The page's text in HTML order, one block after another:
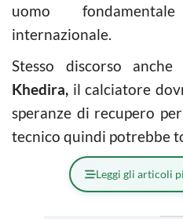
uomo
internazionale.
Stesso discorso
Khedira, il calciatore
speranze di recupero
tecnico quindi potrebbe
Leggi gli articoli